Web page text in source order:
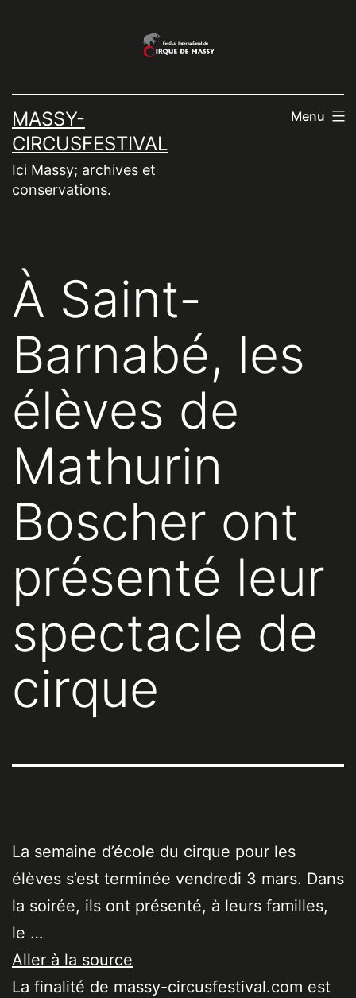
MASSY-
CIRCUSFESTIVAL
Ici Massy; archives et
conservations.
Menu
À Saint-
Barnabé, les
élèves de
Mathurin
Boscher ont
présenté leur
spectacle de
cirque
La semaine d’école du cirque pour les
élèves s’est terminée vendredi 3 mars. Dans
la soirée, ils ont présenté, à leurs familles,
le …
Aller à la source
La finalité de massy-circusfestival.com est